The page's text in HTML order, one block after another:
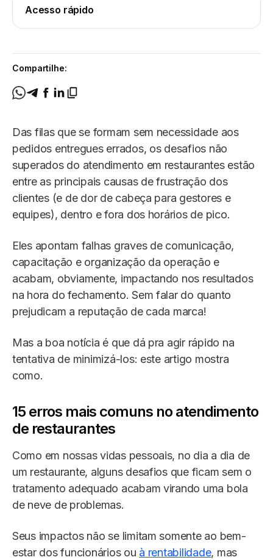
Acesso rápido
Compartilhe:
Das filas que se formam sem necessidade aos
pedidos entregues errados, os desafios não
superados do atendimento em restaurantes estão
entre as principais causas de frustração dos
clientes (e de dor de cabeça para gestores e
equipes), dentro e fora dos horários de pico.
Eles apontam falhas graves de comunicação,
capacitação e organização da operação e
acabam, obviamente, impactando nos resultados
na hora do fechamento. Sem falar do quanto
prejudicam a reputação de cada marca!
Mas a boa notícia é que dá pra agir rápido na
tentativa de minimizá-los: este artigo mostra
como.
15 erros mais comuns no atendimento
de restaurantes
Como em nossas vidas pessoais, no dia a dia de
um restaurante, alguns desafios que ficam sem o
tratamento adequado acabam virando uma bola
de neve de problemas.
Seus impactos não se limitam somente ao bem-
estar dos funcionários ou à rentabilidade, mas